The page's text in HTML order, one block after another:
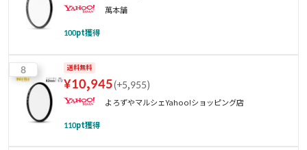
萬本舗
100pt獲得
8 送料無料
¥10,945(+5,955)
よろずやマルシェYahoo!ショッピング店
110pt獲得